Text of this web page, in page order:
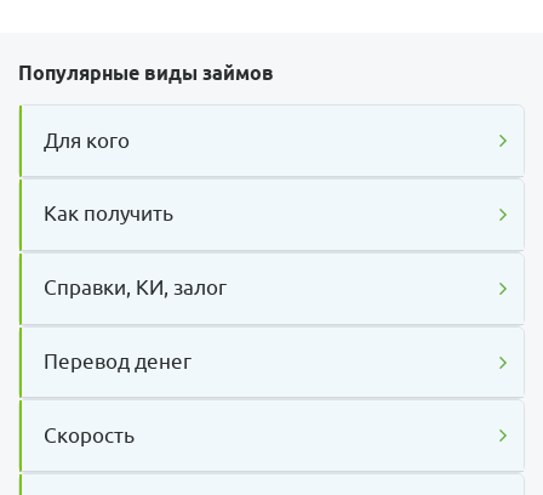
Популярные виды займов
Для кого
Как получить
Справки, КИ, залог
Перевод денег
Скорость